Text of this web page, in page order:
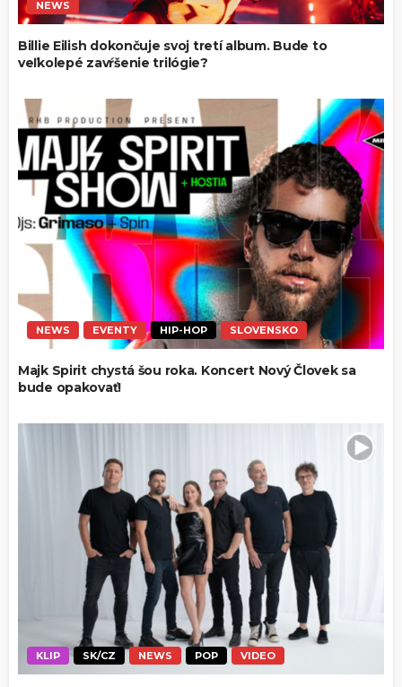
NEWS
Billie Eilish dokončuje svoj tretí album. Bude to
veľkolepé zavŕšenie trilógie?
NEWS EVENTY HIP-HOP SLOVENSKO
Majk Spirit chystá šou roka. Koncert Nový Človek sa
bude opakovať!
KLIP SK/CZ NEWS POP VIDEO